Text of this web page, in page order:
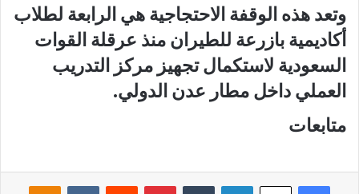
وتعد هذه الوقفة الاحتجاجية هي الرابعة لطلاب
أكاديمية بازرعة للطيران منذ عرقلة القوات
السعودية لاستكمال تجهيز مركز التدريب
العملي داخل مطار عدن الدولي.
متابعات
فيسبوك ‫X لينكدإن بينتيريست